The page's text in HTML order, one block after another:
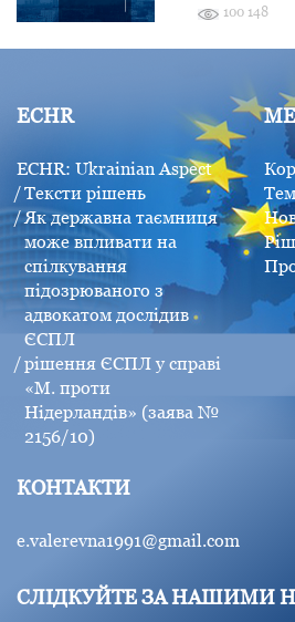
100 148
ECHR
ECHR: Ukrainian Aspect
Тексти рішень
Як державна таємниця
може впливати на
спілкування
підозрюваного з
адвокатом дослідив
ЄСПЛ
рішення ЄСПЛ у справі
«М. проти
Нідерландів» (заява №
2156/10)
КОНТАКТИ
e.valerevna1991@gmail.com
СЛІДКУЙТЕ ЗА НАШИМИ